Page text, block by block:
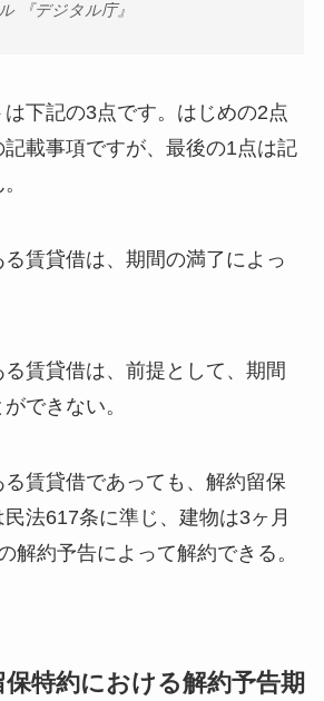
『デジタル庁』
下記の3点です。はじめの2点
載事項ですが、最後の1点は記
る賃貸借は、期間の満了によっ
る賃貸借は、前提として、期間
できない。
る賃貸借であっても、解約留保
法617条に準じ、建物は3ヶ月
解約予告によって解約できる。
保特約における解約予告期